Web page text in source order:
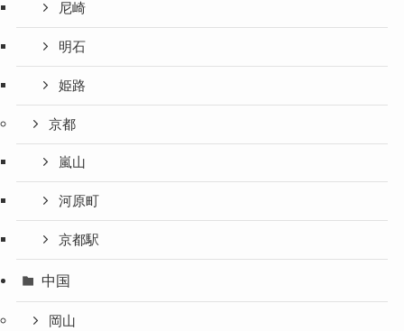
尼崎
明石
姫路
京都
嵐山
河原町
京都駅
中国
岡山